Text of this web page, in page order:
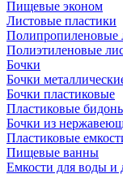
Пищевые эконом
Листовые пластики
Полипропиленовые
Полиэтиленовые
Бочки
Бочки
Бочки пластиковые
Пластиковые
Бочки из
Пластиковые
Пищевые ванны
Емкости для воды и